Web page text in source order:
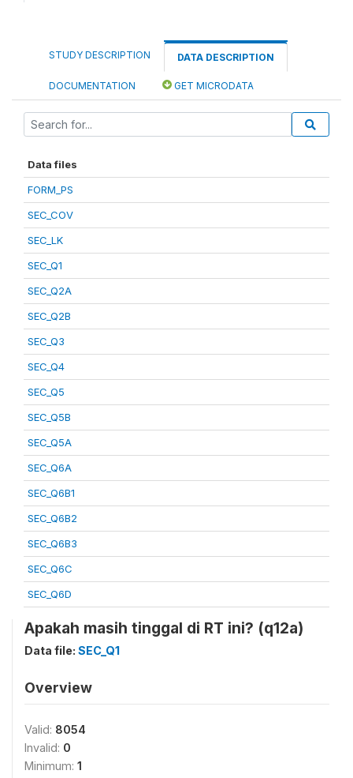
STUDY DESCRIPTION DATA DESCRIPTION
DOCUMENTATION GET MICRODATA
Data files
FORM_PS
SEC_COV
SEC_LK
SEC_Q1
SEC_Q2A
SEC_Q2B
SEC_Q3
SEC_Q4
SEC_Q5
SEC_Q5B
SEC_Q5A
SEC_Q6A
SEC_Q6B1
SEC_Q6B2
SEC_Q6B3
SEC_Q6C
SEC_Q6D
Apakah masih tinggal di RT ini? (q12a)
Data file: SEC_Q1
Overview
Valid: 8054
Invalid: 0
Minimum: 1